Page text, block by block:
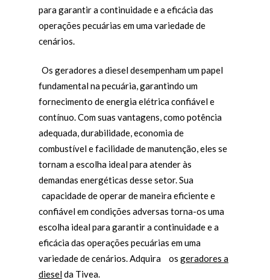
para garantir a continuidade e a eficácia das
operações pecuárias em uma variedade de
cenários.
Os geradores a diesel desempenham um papel
fundamental na pecuária, garantindo um
fornecimento de energia elétrica confiável e
contínuo. Com suas vantagens, como potência
adequada, durabilidade, economia de
combustível e facilidade de manutenção, eles se
tornam a escolha ideal para atender às
demandas energéticas desse setor. Sua
capacidade de operar de maneira eficiente e
confiável em condições adversas torna-os uma
escolha ideal para garantir a continuidade e a
eficácia das operações pecuárias em uma
variedade de cenários. Adquira
os geradores a
dieselda Tivea.